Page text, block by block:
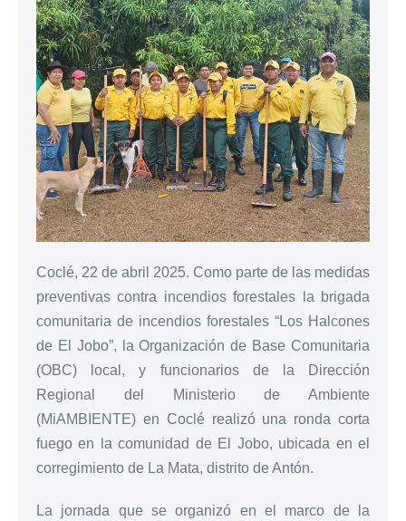
Coclé, 22 de abril 2025. Como parte de las medidas
preventivas contra incendios forestales la brigada
comunitaria de incendios forestales “Los Halcones
de El Jobo”, la Organización de Base Comunitaria
(OBC) local, y funcionarios de la Dirección
Regional del Ministerio de Ambiente
(MiAMBIENTE) en Coclé realizó una ronda corta
fuego en la comunidad de El Jobo, ubicada en el
corregimiento de La Mata, distrito de Antón.
La jornada que se organizó en el marco de la